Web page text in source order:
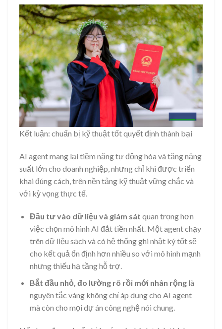
Kết luận: chuẩn bị kỹ thuật tốt quyết định thành bại
AI agent mang lại tiềm năng tự động hóa và tăng năng
suất lớn cho doanh nghiệp, nhưng chỉ khi được triển
khai đúng cách, trên nền tảng kỹ thuật vững chắc và
với kỳ vọng thực tế.
Đầu tư vào dữ liệu và giám sát quan trọng hơn
việc chọn mô hình AI đắt tiền nhất. Một agent chạy
trên dữ liệu sạch và có hệ thống ghi nhật ký tốt sẽ
cho kết quả ổn định hơn nhiều so với mô hình mạnh
nhưng thiếu hạ tầng hỗ trợ.
Bắt đầu nhỏ, đo lường rõ rồi mới nhân rộnglà
nguyên tắc vàng không chỉ áp dụng cho AI agent
mà còn cho mọi dự án công nghệ nói chung.